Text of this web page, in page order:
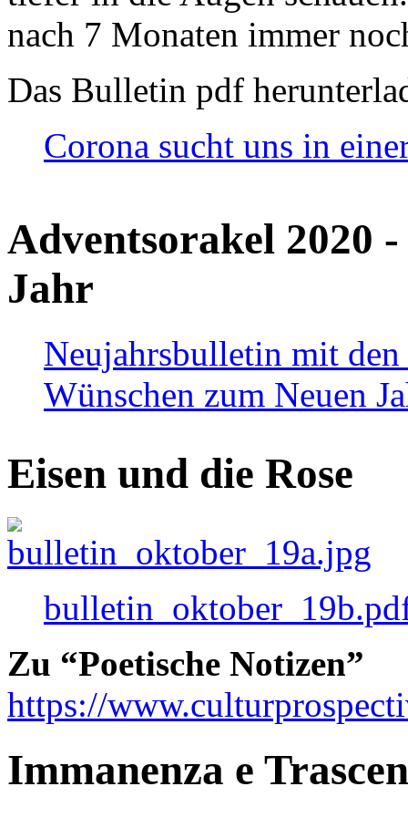
nach 7 Monaten immer
Das Bulletin pdf
Corona sucht uns in
Adventsorakel 2020
Jahr
Neujahrsbulletin mit den
Wünschen zum Neuen
Eisen und die Rose
Zu “Poetische Notizen”
https://
Immanenza e